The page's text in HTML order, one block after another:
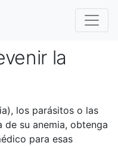
la
los parásitos o las
de su anemia, obtenga
para esas